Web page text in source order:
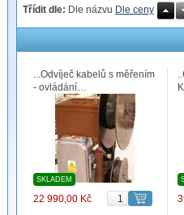
Třídit dle: Dle názvu Dle ceny
...Odvíječ kabelů s měřením
- ovládání…
SKLADEM
22 990,00 Kč